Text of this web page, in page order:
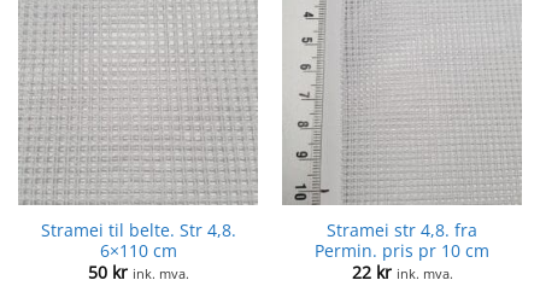
Stramei til belte. Str 4,8.
6×110 cm
50 kr ink. mva.
Stramei str 4,8. fra
Permin. pris pr 10 cm
22 kr ink. mva.